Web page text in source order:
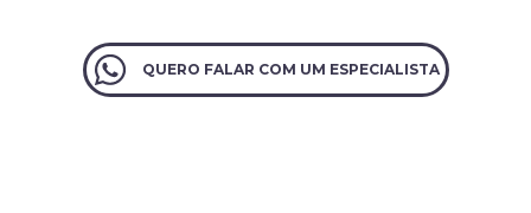
QUERO FALAR COM UM ESPECIALISTA